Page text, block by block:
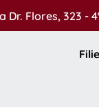
Dr. Flores, 323 -